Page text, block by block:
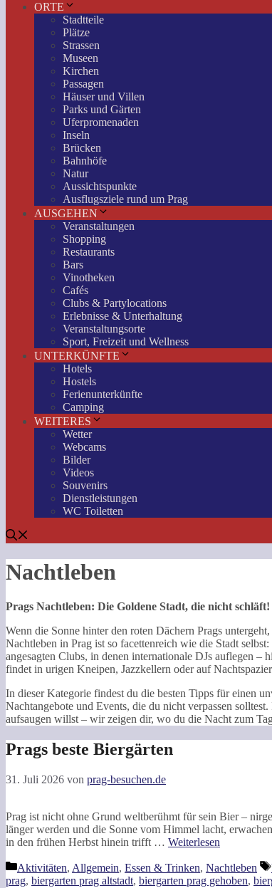
ORTE
Stadtteile
Plätze
Strassen
Museen
Kirchen
Passagen
Häuser und Villen
Parks und Gärten
Uferpromenaden
Inseln
Brücken
Bahnhöfe
Natur
Aussichtspunkte
Ausflugsziele rund um Prag
AUSGEHEN
Veranstaltungen
Shopping
Restaurants
Bars
Vinotheken
Cafés
Clubs & Partylocations
Erlebnisse & Unterhaltung
Veranstaltungsorte
Sport, Freizeit und Wellness
UNTERKÜNFTE
Hotels
Hostels
Ferienunterkünfte
Camping
WEITERES
Wetter
Webcams
Bilder
Videos
Souvenirs
Dienstleistungen
WC Toiletten
Nachtleben
Prags Nachtleben: Die Goldene Stadt, die nicht schläft!
Wenn die Sonne hinter den roten Dächern Prags
Nachtleben in Prag ist so facettenreich wie die Stadt
angesagten Clubs, in denen internationale DJs auflegen
findet in urigen Kneipen, Jazzkellern oder auf
In dieser Kategorie findest du die besten Tipps für einen
Nachtangebote und Events, die du nicht verpassen
aufsaugen willst – wir zeigen dir, wo du die Nacht zum
Prags beste Biergärten
31. Juli 2026 von prag-besuchen.de
Prag ist nicht ohne Grund weltberühmt für sein Bier –
länger werden und die Sonne vom Himmel lacht,
in den frühen Herbst hinein trifft … Weiterlesen
Kategorien
Aktivitäten, Allgemein, Essen & Trinken, Nachtleben
prag, biergarten prag altstadt, biergarten prag gehoben,